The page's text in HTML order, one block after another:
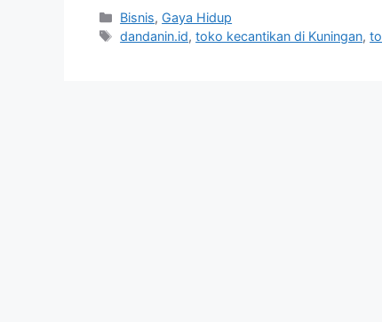
Kategori
Bisnis, Gaya Hidup
Tag
dandanin.id,toko kecantikan di Kuningan,